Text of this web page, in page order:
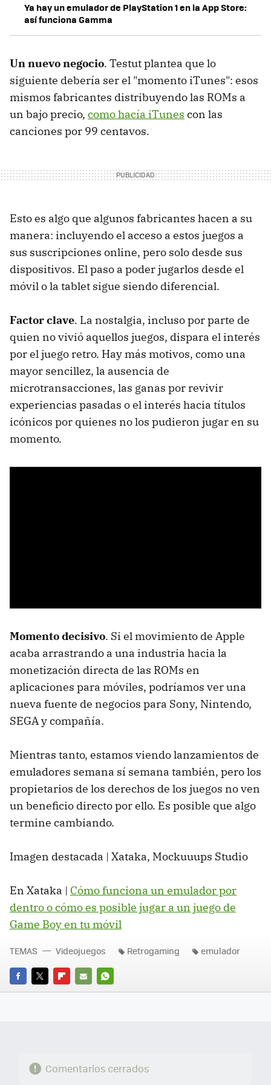
Ya hay un emulador de PlayStation 1 en la App Store:
así funciona Gamma
Un nuevo negocio. Testut plantea que lo
siguiente debería ser el "momento iTunes": esos
mismos fabricantes distribuyendo las ROMs a
un bajo precio, como hacía iTunes con las
canciones por 99 centavos.
Esto es algo que algunos fabricantes hacen a su
manera: incluyendo el acceso a estos juegos a
sus suscripciones online, pero solo desde sus
dispositivos. El paso a poder jugarlos desde el
móvil o la tablet sigue siendo diferencial.
Factor clave. La nostalgia, incluso por parte de
quien no vivió aquellos juegos, dispara el interés
por el juego retro. Hay más motivos, como una
mayor sencillez, la ausencia de
microtransacciones, las ganas por revivir
experiencias pasadas o el interés hacia títulos
icónicos por quienes no los pudieron jugar en su
momento.
Momento decisivo. Si el movimiento de Apple
acaba arrastrando a una industria hacia la
monetización directa de las ROMs en
aplicaciones para móviles, podríamos ver una
nueva fuente de negocios para Sony, Nintendo,
SEGA y compañía.
Mientras tanto, estamos viendo lanzamientos de
emuladores semana sí semana también, pero los
propietarios de los derechos de los juegos no ven
un beneficio directo por ello. Es posible que algo
termine cambiando.
Imagen destacada | Xataka, Mockuuups Studio
En Xataka | Cómo funciona un emulador por
dentro o cómo es posible jugar a un juego de
Game Boy en tu móvil
FACEBOOK
TWITTERFLIPBOARD
E-
WHATSAPP
TEMAS Videojuegos Retrogaming emulador
Comentarios cerrados